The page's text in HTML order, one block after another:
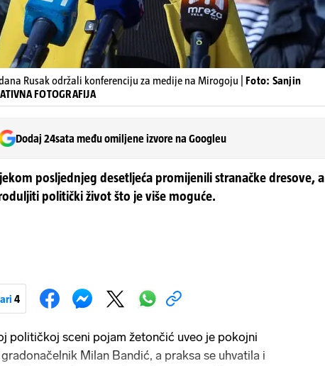
Rusak održali konferenciju za medije na Mirogoju | Foto: Sanjin
FOTOGRAFIJA
Dodaj 24sata među omiljene izvore na Googleu
posljednjeg desetljeća promijenili stranačke dresove, a
politički život što je više moguće.
4
političkoj sceni pojam žetončić uveo je pokojni
Milan Bandić, a praksa se uhvatila i